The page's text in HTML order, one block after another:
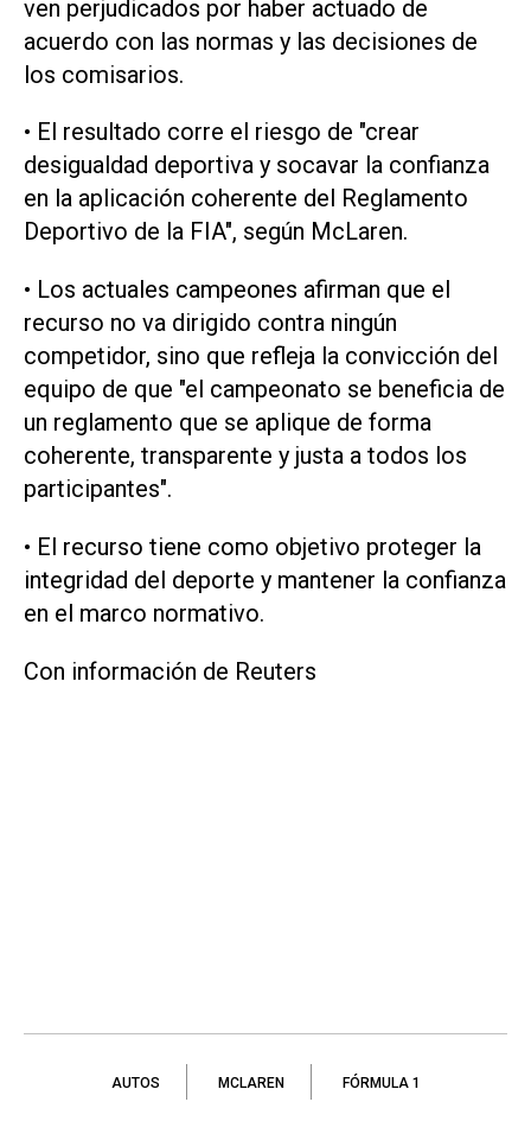
ven perjudicados por haber actuado de
acuerdo con las normas y las decisiones de
los comisarios.
• El resultado corre el riesgo de "crear
desigualdad deportiva y socavar la confianza
en ‌la aplicación coherente del Reglamento
Deportivo de la FIA", según McLaren.
• Los actuales campeones afirman que el
recurso no va dirigido contra ningún
competidor, sino que refleja la convicción ‌del
equipo de que "el campeonato se beneficia de
un reglamento que se aplique de forma
‌coherente, transparente ⁠y justa a todos los
participantes".
• El recurso tiene como objetivo ​proteger la
integridad del deporte y mantener la confianza
en el marco normativo.
Con información de Reuters
AUTOS MCLAREN FÓRMULA 1